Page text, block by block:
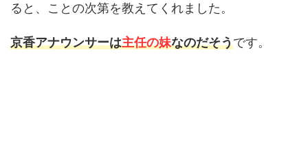
ると、ことの次第を教えてくれました。
京香アナウンサーは主任の妹なのだそうです。